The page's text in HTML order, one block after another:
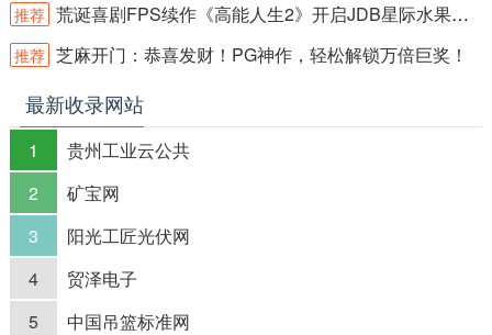
推荐 荒诞喜剧FPS续作《高能人生2》开启JDB星际水果霸冒险新篇章
推荐 芝麻开门：恭喜发财！PG神作，轻松解锁万倍巨奖！
最新收录网站
1
贵州工业云公共
2
矿宝网
3
阳光工匠光伏网
4
贸泽电子
5
中国吊篮标准网